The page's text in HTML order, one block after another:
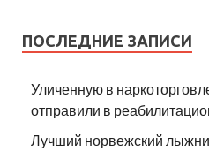
ПОСЛЕДНИЕ ЗАПИСИ
Уличенную в
отправили в
Лучший норвежский